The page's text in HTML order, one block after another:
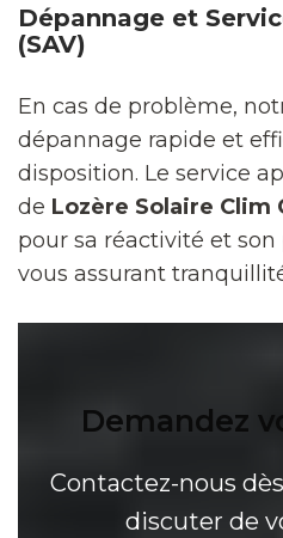
Dépannage et
(SAV)
En cas de problème,
dépannage rapide et
disposition. Le service
de Lozère Solaire Clim
pour sa réactivité et
vous assurant
Demandez
Contactez-nous
discuter de